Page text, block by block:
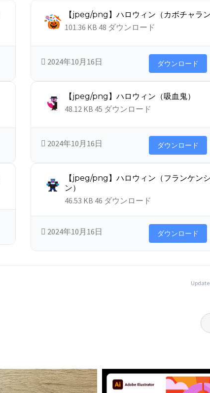
【jpeg/png】ハロウィン（カボチャラン
101.36 KB 48 ダウンロード
2024年10月16日 ダウンロード
【jpeg/png】ハロウィン（吸血鬼）
48.12 KB 45 ダウンロード
2024年10月16日 ダウンロード
【jpeg/png】ハロウィン（フランケン
ン）
46.53 KB 46 ダウンロード
2024年10月16日 ダウンロード